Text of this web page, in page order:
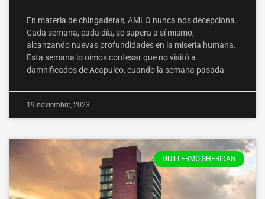
En materia de chingaderas, AMLO nunca nos decepciona.
Cada semana, cada día, se supera a sí mismo,
alcanzando nuevas profundidades en la miseria humana.
Esta semana lo oímos confesar que no visitó a
damnificados de Acapulco, cuando la semana pasada
19 noviembre, 2023
GUILLERMO SHERIDAN